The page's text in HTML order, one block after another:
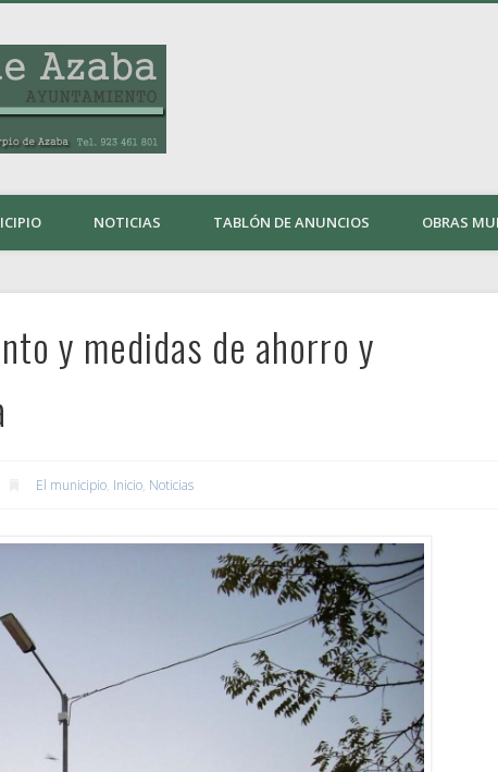
NOTICIAS TABLÓN DE ANUNCIOS OBRAS
y medidas de ahorro y
El municipio, Inicio, Noticias